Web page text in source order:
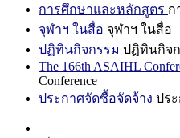
การศึกษาและหลักสูตร ก
จุฬาฯ ในสื่อ จุฬาฯ ในสื่อ
ปฏิทินกิจกรรม ปฏิทินกิจ
The 166th ASAIHL
Conference
ประกาศจัดซื้อจัดจ้าง ปร